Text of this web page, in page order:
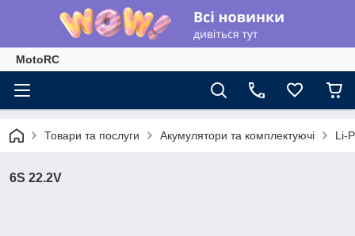
MotoRC
Товари та послуги Акумулятори та комплектуючі Li-
6S 22.2V